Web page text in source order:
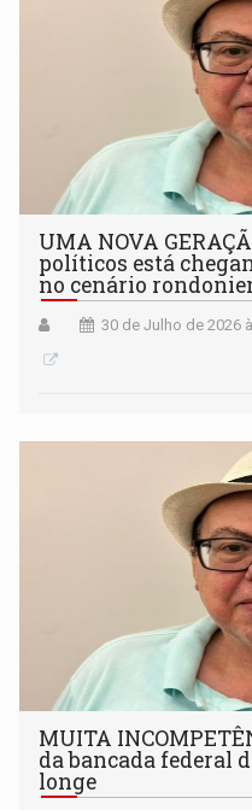
UMA NOVA
políticos está
no cenário
30 de Julho de 2026
MUITA
da bancada federal
longe